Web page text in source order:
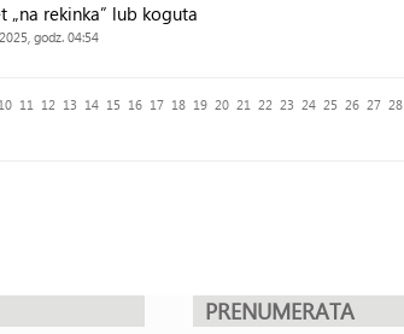
„na rekinka” lub koguta
godz. 04:54
10 11 12 13 14 15 16 17 18 19 20 21 22 23 24 25 26 27 28
PRENUMERATA